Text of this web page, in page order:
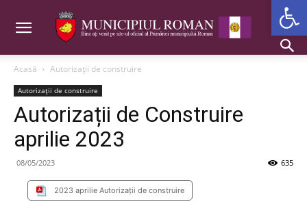
Acasă Autorizații de construire
Autorizații de construire
Autorizații de Construire
aprilie 2023
08/05/2023 635
2023 aprilie Autorizații de construire